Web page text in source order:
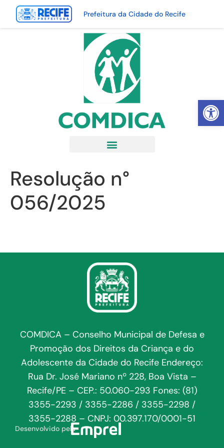
Abrir
Prefeitura da Cidade do Recife
Resolução n°
056/2025
COMDICA – Conselho Municipal de Defesa e
Promoção dos Direitos da Criança e do
Adolescente da Cidade do Recife Endereço:
Rua Dr. José Mariano nº 228, Boa Vista –
Recife/PE – CEP.: 50.060-293 Fones: (81)
3355-2293 / 3355-2286 / 3355-2298 /
3355-2288 – CNPJ: 00.397.170/0001-51
Desenvolvido pela